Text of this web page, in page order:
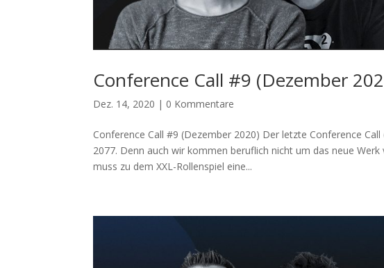
Conference Call #9 (Dezember
Dez. 14, 2020 | 0 Kommentare
Conference Call #9 (Dezember 2020) Der letzte Conference
2077. Denn auch wir kommen beruflich nicht um das neue
muss zu dem XXL-Rollenspiel eine...